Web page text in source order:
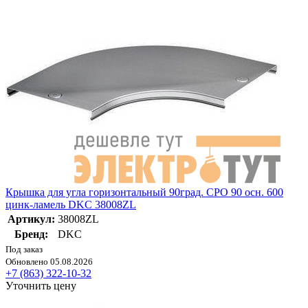
Крышка для угла горизонтальный 90град. CPO 90 осн. 600
цинк-ламель DKC 38008ZL
Артикул: 38008ZL
Бренд:
DKC
Под заказ
Обновлено 05.08.2026
+7 (863) 322-10-32
Уточнить цену